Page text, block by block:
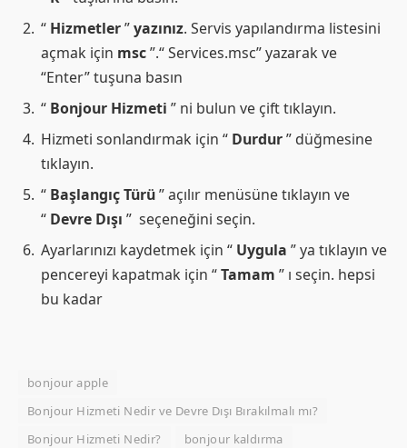
“ Hizmetler”yazınız. Servis yapılandırma listesini
açmak için msc”.“ Services.msc” yazarak ve
“Enter” tuşuna basın
“ Bonjour Hizmeti ” ni bulun ve çift tıklayın.
Hizmeti sonlandırmak için “ Durdur” düğmesine
tıklayın.
“ Başlangıç Türü” açılır menüsüne tıklayın ve
“ Devre Dışı ” seçeneğini seçin.
Ayarlarınızı kaydetmek için “ Uygula ” ya tıklayın ve
pencereyi kapatmak için “Tamam ” ı seçin. hepsi
bu kadar
bonjour apple
Bonjour Hizmeti Nedir ve Devre Dışı Bırakılmalı mı?
Bonjour Hizmeti Nedir?
bonjour kaldırma